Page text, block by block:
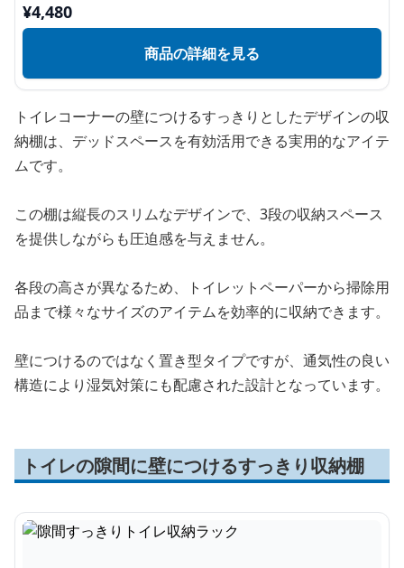
¥4,480
商品の詳細を見る
トイレコーナーの壁につけるすっきりとしたデザインの収
納棚は、デッドスペースを有効活用できる実用的なアイテ
ムです。
この棚は縦長のスリムなデザインで、3段の収納スペース
を提供しながらも圧迫感を与えません。
各段の高さが異なるため、トイレットペーパーから掃除用
品まで様々なサイズのアイテムを効率的に収納できます。
壁につけるのではなく置き型タイプですが、通気性の良い
構造により湿気対策にも配慮された設計となっています。
トイレの隙間に壁につけるすっきり収納棚